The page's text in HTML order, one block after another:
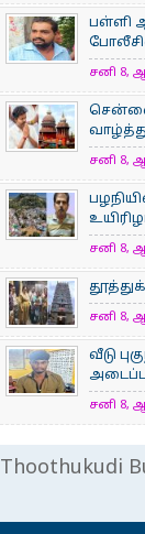
பள்ளி
சனி 8,
சென்னை
சனி 8,
சனி 8,
சனி 8,
வீடு
சனி 8,
Thoothukudi